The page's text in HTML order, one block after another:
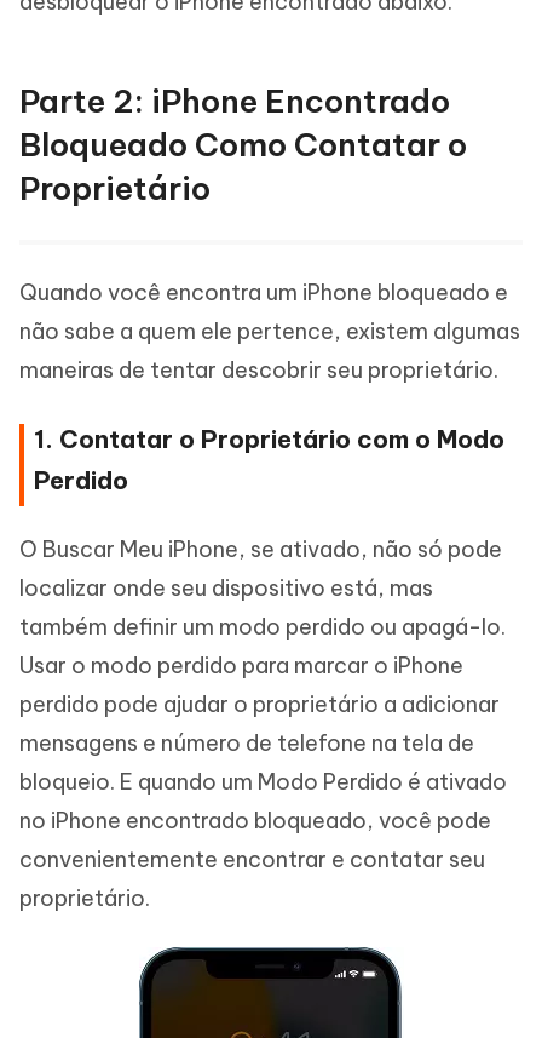
Parte 2: iPhone Encontrado
Bloqueado Como Contatar o
Proprietário
Quando você encontra um iPhone bloqueado e
não sabe a quem ele pertence, existem algumas
maneiras de tentar descobrir seu proprietário.
1. Contatar o Proprietário com o Modo
Perdido
O Buscar Meu iPhone, se ativado, não só pode
localizar onde seu dispositivo está, mas
também definir um modo perdido ou apagá-lo.
Usar o modo perdido para marcar o iPhone
perdido pode ajudar o proprietário a adicionar
mensagens e número de telefone na tela de
bloqueio. E quando um Modo Perdido é ativado
no iPhone encontrado bloqueado, você pode
convenientemente encontrar e contatar seu
proprietário.